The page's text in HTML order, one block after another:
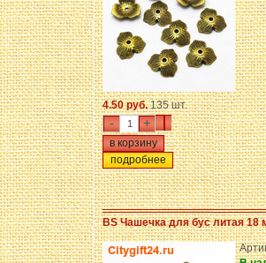
4.50 руб.135 шт.
- +
подробнее
BS Чашечка для бус литая 18